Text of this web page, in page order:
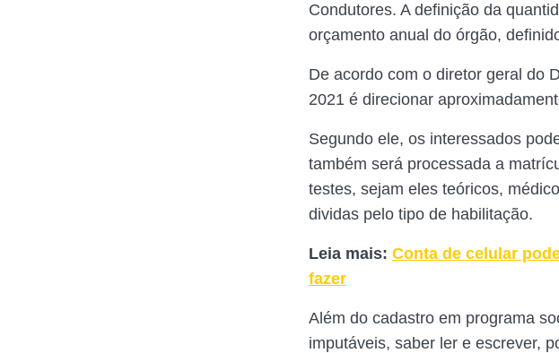
Condutores. A definição da
orçamento anual do órgão,
De acordo com o diretor geral do
2021 é direcionar
Segundo ele, os interessados
também será processada a
testes, sejam eles teóricos,
dividas pelo tipo de habilitação.
Leia mais: Conta de celular
fazer
Além do cadastro em programa
imputáveis, saber ler e escrever,